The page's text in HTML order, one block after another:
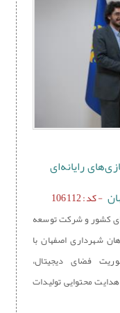
رایانه‌ای
- کد: 106112
کشور و شرکت توسعه
اصفهان با
فضای دیجیتال،
محتوایی تولیدات